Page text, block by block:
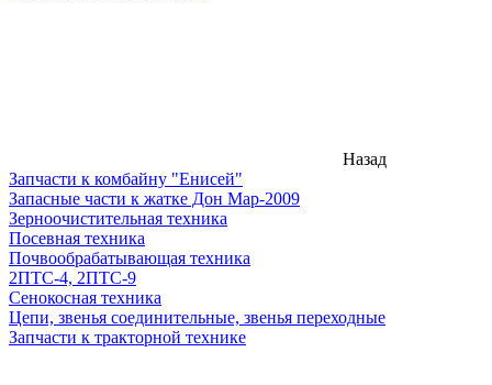
Назад
Запчасти к комбайну "Енисей"
Запасные части к жатке Дон Мар-2009
Зерноочистительная техника
Посевная техника
Почвообрабатывающая техника
2ПТС-4, 2ПТС-9
Сенокосная техника
Цепи, звенья соединительные, звенья переходные
Запчасти к тракторной технике